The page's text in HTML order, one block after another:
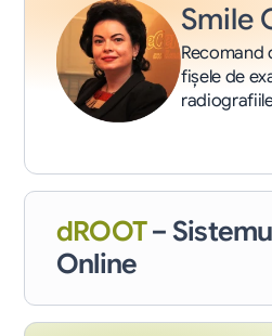
Smile
Recomand
fişele de
dROOT–
Online